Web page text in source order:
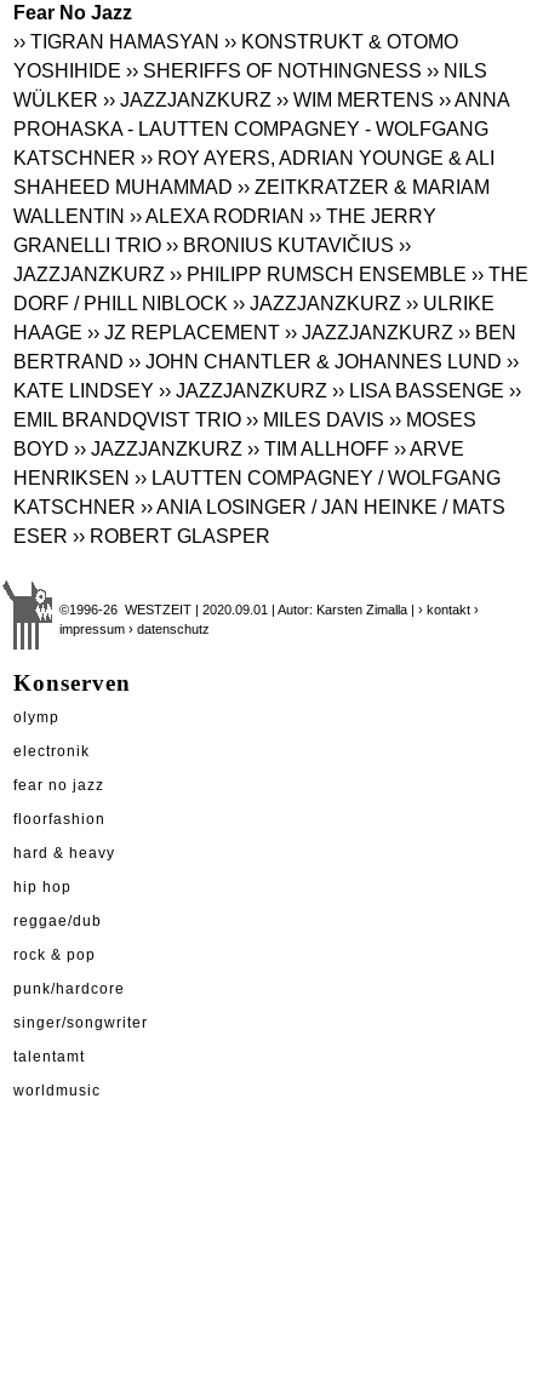
Fear No Jazz
›› TIGRAN HAMASYAN ›› KONSTRUKT & OTOMO
YOSHIHIDE ›› SHERIFFS OF NOTHINGNESS ›› NILS
WÜLKER ›› JAZZJANZKURZ ›› WIM MERTENS ›› ANNA
PROHASKA - LAUTTEN COMPAGNEY - WOLFGANG
KATSCHNER ›› ROY AYERS, ADRIAN YOUNGE & ALI
SHAHEED MUHAMMAD ›› ZEITKRATZER & MARIAM
WALLENTIN ›› ALEXA RODRIAN ›› THE JERRY
GRANELLI TRIO ›› BRONIUS KUTAVIČIUS ››
JAZZJANZKURZ ›› PHILIPP RUMSCH ENSEMBLE›› THE
DORF / PHILL NIBLOCK ›› JAZZJANZKURZ ›› ULRIKE
HAAGE ›› JZ REPLACEMENT ›› JAZZJANZKURZ ›› BEN
BERTRAND ›› JOHN CHANTLER & JOHANNES LUND ››
KATE LINDSEY ›› JAZZJANZKURZ ›› LISA BASSENGE ››
EMIL BRANDQVIST TRIO ›› MILES DAVIS ›› MOSES
BOYD ›› JAZZJANZKURZ ›› TIM ALLHOFF ›› ARVE
HENRIKSEN ›› LAUTTEN COMPAGNEY / WOLFGANG
KATSCHNER ›› ANIA LOSINGER / JAN HEINKE / MATS
ESER ›› ROBERT GLASPER
©1996-26 WESTZEIT | 2020.09.01 | Autor: Karsten Zimalla |› kontakt ›
impressum › datenschutz
Konserven
olymp
electronik
fear no jazz
floorfashion
hard & heavy
hip hop
reggae/dub
rock & pop
punk/hardcore
singer/songwriter
talentamt
worldmusic